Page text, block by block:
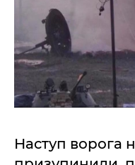
Наступ ворога